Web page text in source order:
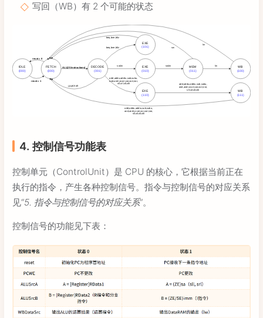
写回（WB）有 2 个可能的状态
4. 控制信号功能表
控制单元（ControlUnit）是 CPU 的核心，它根据当前正在
执行的指令，产生各种控制信号。指令与控制信号的对应关系
见“5. 指令与控制信号的对应关系”。
控制信号的功能见下表：